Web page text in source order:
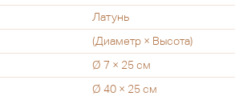
Латунь
(Диаметр × Высота)
Ø 7 × 25 см
Ø 40 × 25 см